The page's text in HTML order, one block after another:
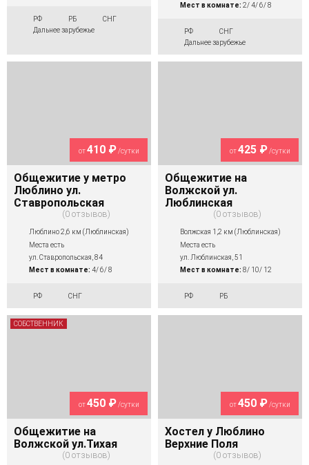
РФ РБ
СНГ
Дальнее зарубежье
Мест в комнате: 2/ 4/ 6/ 8
РФ
СНГ
Дальнее зарубежье
от410 ₽/сутки
Общежитие у метро
Люблино ул.
Ставропольская
0 отзывов
Люблино 2,6 км (Люблинская)
Места есть
ул. Ставропольская, 84
Мест в комнате: 4/ 6/ 8
РФ СНГ
от425 ₽/сутки
Общежитие на
Волжской ул.
Люблинская
0 отзывов
Волжская 1,2 км (Люблинская)
Места есть
ул. Люблинская, 51
Мест в комнате: 8/ 10/ 12
РФ РБ
от450 ₽ /сутки
Общежитие на
Волжской ул.Тихая
0 отзывов
СОБСТВЕННИК
от450 ₽ /сутки
Хостел у Люблино
Верхние Поля
0 отзывов